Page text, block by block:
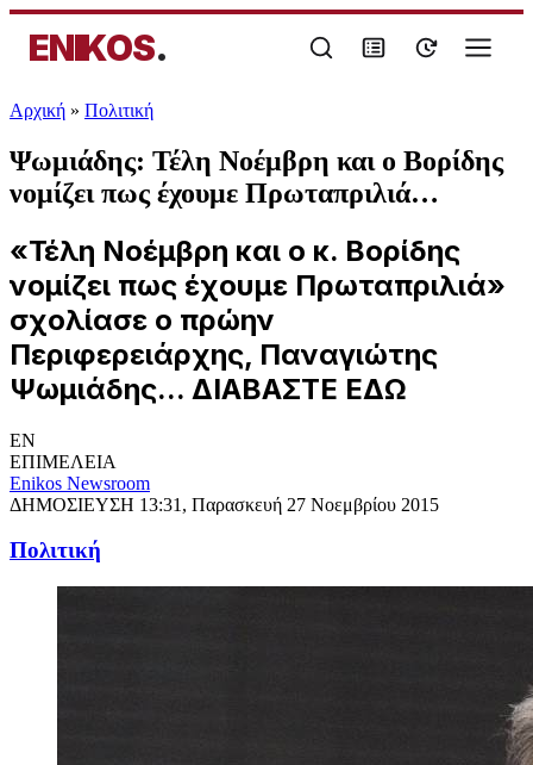
ENIKOS.
Αρχική » Πολιτική
Ψωμιάδης: Τέλη Νοέμβρη και ο Βορίδης
νομίζει πως έχουμε Πρωταπριλιά…
«Τέλη Νοέμβρη και ο κ. Βορίδης
νομίζει πως έχουμε Πρωταπριλιά»
σχολίασε ο πρώην
Περιφερειάρχης, Παναγιώτης
Ψωμιάδης... ΔΙΑΒΑΣΤΕ ΕΔΩ
EN
ΕΠΙΜΕΛΕΙΑ
Enikos Newsroom
ΔΗΜΟΣΙΕΥΣΗ 13:31, Παρασκευή 27 Νοεμβρίου 2015
Πολιτική